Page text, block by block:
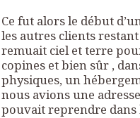
Ce fut alors le début
les autres clients
remuait ciel et terre
copines et bien sûr ,
physiques, un
nous avions une
pouvait reprendre dans